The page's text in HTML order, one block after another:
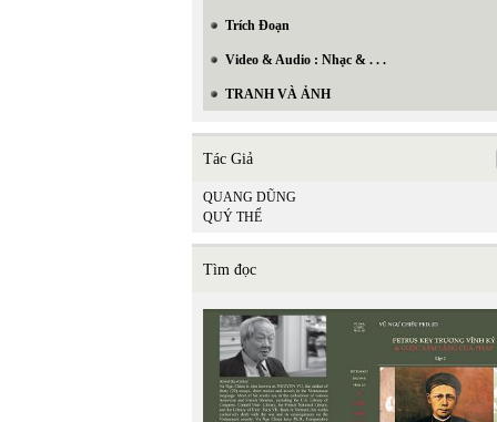
Trích Đoạn
Video & Audio : Nhạc & . . .
TRANH VÀ ẢNH
Tác Giả
QUANG DŨNG
QUÝ THỂ
Tìm đọc